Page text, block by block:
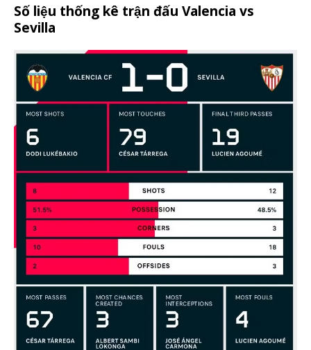
Số liệu thống kê trận đấu Valencia vs
Sevilla